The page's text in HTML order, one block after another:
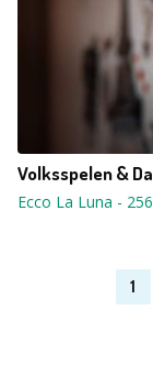
Volksspelen &
Ecco La Luna -
1